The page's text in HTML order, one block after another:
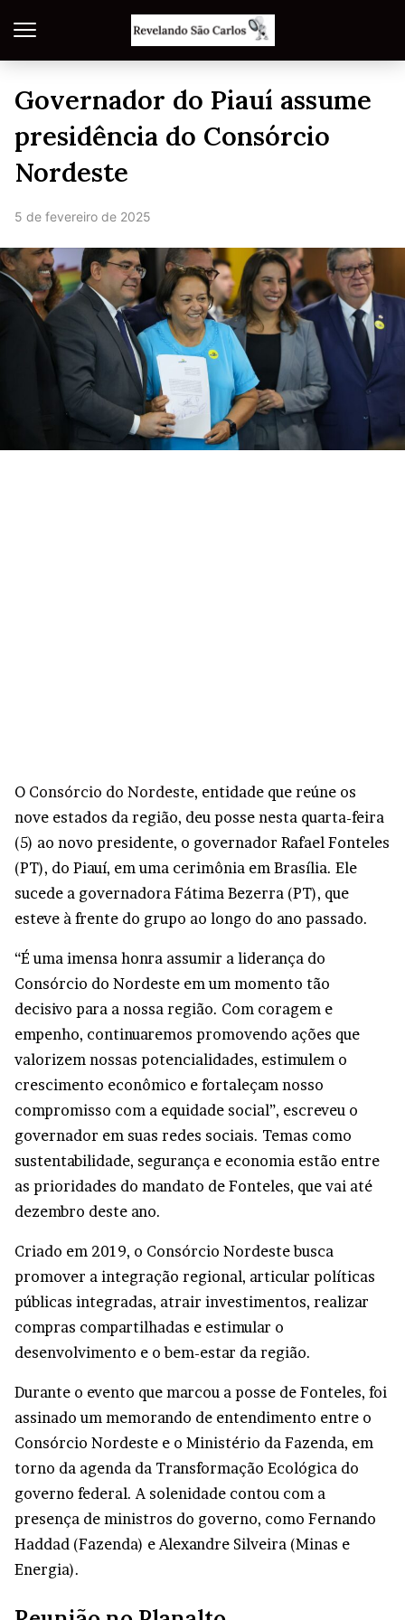
Governador do Piauí assume
presidência do Consórcio
Nordeste
5 de fevereiro de 2025
O Consórcio do Nordeste, entidade que reúne os
nove estados da região, deu posse nesta quarta-feira
(5) ao novo presidente, o governador Rafael Fonteles
(PT), do Piauí, em uma cerimônia em Brasília. Ele
sucede a governadora Fátima Bezerra (PT), que
esteve à frente do grupo ao longo do ano passado.
“É uma imensa honra assumir a liderança do
Consórcio do Nordeste em um momento tão
decisivo para a nossa região. Com coragem e
empenho, continuaremos promovendo ações que
valorizem nossas potencialidades, estimulem o
crescimento econômico e fortaleçam nosso
compromisso com a equidade social”, escreveu o
governador em suas redes sociais. Temas como
sustentabilidade, segurança e economia estão entre
as prioridades do mandato de Fonteles, que vai até
dezembro deste ano.
Criado em 2019, o Consórcio Nordeste busca
promover a integração regional, articular políticas
públicas integradas, atrair investimentos, realizar
compras compartilhadas e estimular o
desenvolvimento e o bem-estar da região.
Durante o evento que marcou a posse de Fonteles, foi
assinado um memorando de entendimento entre o
Consórcio Nordeste e o Ministério da Fazenda, em
torno da agenda da Transformação Ecológica do
governo federal. A solenidade contou com a
presença de ministros do governo, como Fernando
Haddad (Fazenda) e Alexandre Silveira (Minas e
Energia).